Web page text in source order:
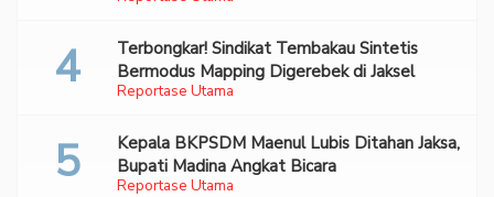
Reportase Utama
Terbongkar! Sindikat Tembakau Sintetis
Bermodus Mapping Digerebek di Jaksel
Reportase Utama
Kepala BKPSDM Maenul Lubis Ditahan Jaksa,
Bupati Madina Angkat Bicara